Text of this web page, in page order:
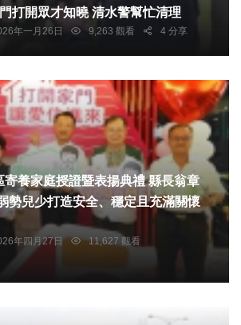
打開眾才知曉 清水警幫忙清理
年一月26日 9,263 觀看 4 分享
寄養家庭授證暨表揚典禮 縣長翁章
勢兒少打造安全、穩定且充滿關懷
年四月27日
11,627 觀看